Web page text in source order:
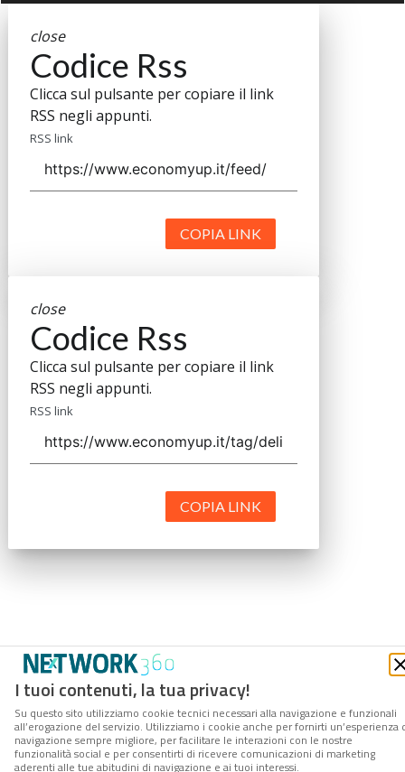
I tuoi contenuti, la tua privacy!
Su questo sito utilizziamo cookie tecnici necessari alla navigazione e funzionali
all’erogazione del servizio. Utilizziamo i cookie anche per fornirti un’esperienza
navigazione sempre migliore, per facilitare le interazioni con le nostre
funzionalità social e per consentirti di ricevere comunicazioni di marketing
aderenti alle tue abitudini di navigazione e ai tuoi interessi.
close
Codice Rss
Clicca sul pulsante per copiare il link
RSS negli appunti.
RSS link
COPIA LINK
close
Codice Rss
Clicca sul pulsante per copiare il link
RSS negli appunti.
RSS link
COPIA LINK